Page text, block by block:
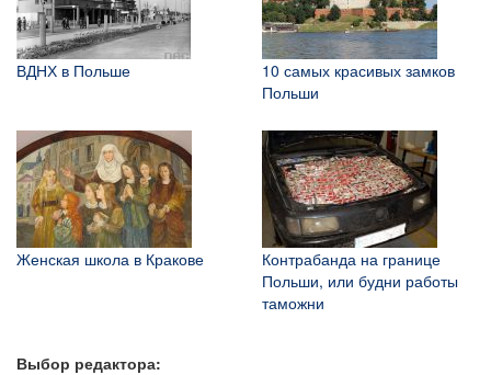
ВДНХ в Польше
10 самых красивых замков
Польши
Женская школа в Кракове
Контрабанда на границе
Польши, или будни работы
таможни
Выбор редактора: